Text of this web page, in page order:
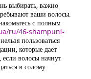
выбирать, важно
ваши волосы.
с полным
ru/46-shampuni-
пользоваться
которые дает
если волосы начнут
в солому.